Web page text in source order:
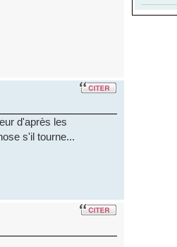
d'après les
s'il tourne...